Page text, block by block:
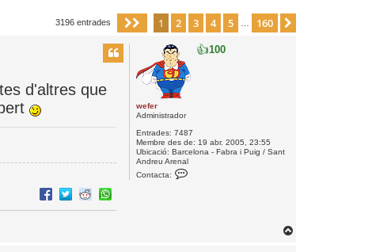
3196 entrades Pàgina1 de 160
1 2 3 4 5 160
👍100
wefer
Administrador
Entrades: 7487
Membre des de: 19 abr. 2005, 23:55
Ubicació: Barcelona - Fabra i Puig / Sant
Andreu Arenal
Contacta:
d'altres que